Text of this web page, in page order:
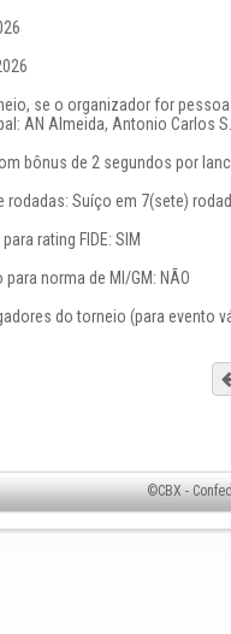
se o organizador for
AN Almeida, Antonio Carlos S.
bônus de 2 segundos por
rodadas: Suíço em 7(sete)
rating FIDE: SIM
norma de MI/GM: NÃO
do torneio (para evento
©CBX -